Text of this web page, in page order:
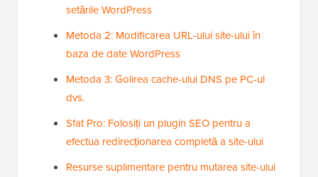
setările WordPress
Metoda 2: Modificarea URL-ului site-ului în
baza de date WordPress
Metoda 3: Golirea cache-ului DNS pe PC-ul
dvs.
Sfat Pro: Folosiți un plugin SEO pentru a
efectua redirecționarea completă a site-ului
Resurse suplimentare pentru mutarea site-ului